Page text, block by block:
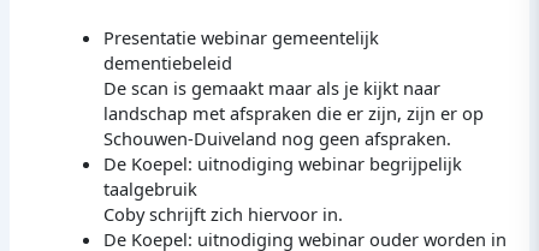
Presentatie webinar gemeentelijk
dementiebeleid
De scan is gemaakt maar als je kijkt naar
landschap met afspraken die er zijn, zijn er op
Schouwen-Duiveland nog geen afspraken.
De Koepel: uitnodiging webinar begrijpelijk
taalgebruik
Coby schrijft zich hiervoor in.
De Koepel: uitnodiging webinar ouder worden in